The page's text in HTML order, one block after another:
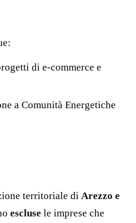
di e-commerce e
a Comunità Energetiche
territoriale di Arezzo e
escluse le imprese che